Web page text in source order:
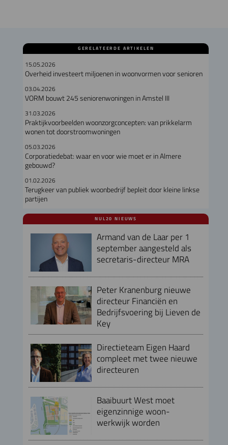
GERELATEERDE ARTIKELEN
15.05.2026
Overheid investeert miljoenen in woonvormen voor senioren
03.04.2026
VORM bouwt 245 seniorenwoningen in Amstel III
31.03.2026
Praktijkvoorbeelden woonzorgconcepten: van prikkelarm
wonen tot doorstroomwoningen
05.03.2026
Corporatiedebat: waar en voor wie moet er in Almere
gebouwd?
01.02.2026
Terugkeer van publiek woonbedrijf bepleit door kleine linkse
partijen
NUL20 NIEUWS
Armand van de Laar per 1
september aangesteld als
secretaris-directeur MRA
Peter Kranenburg nieuwe
directeur Financiën en
Bedrijfsvoering bij Lieven de
Key
Directieteam Eigen Haard
compleet met twee nieuwe
directeuren
Baaibuurt West moet
eigenzinnige woon-
werkwijk worden